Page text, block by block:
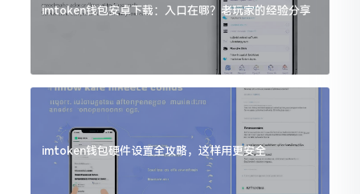
imtoken钱包安卓下载：入口在哪？老玩家的经验分享
imtoken钱包硬件设置全攻略，这样用更安全